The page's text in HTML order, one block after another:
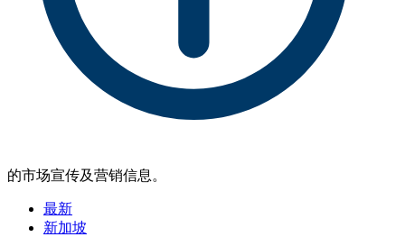
的市场宣传及营销信息。
最新
新加坡